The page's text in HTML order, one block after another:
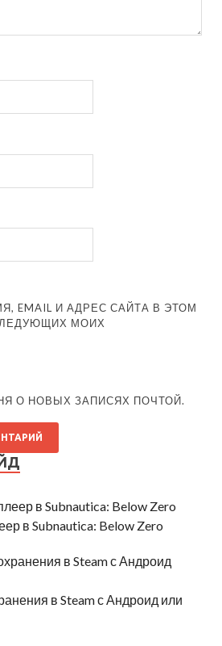
EMAIL И АДРЕС САЙТА В ЭТОМ
МОИХ
О НОВЫХ ЗАПИСЯХ ПОЧТОЙ.
в Subnautica: Below Zero
в Steam с Андроид или